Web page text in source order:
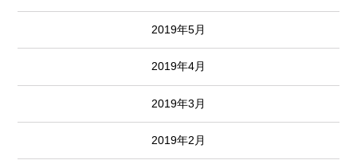
2019年5月
2019年4月
2019年3月
2019年2月